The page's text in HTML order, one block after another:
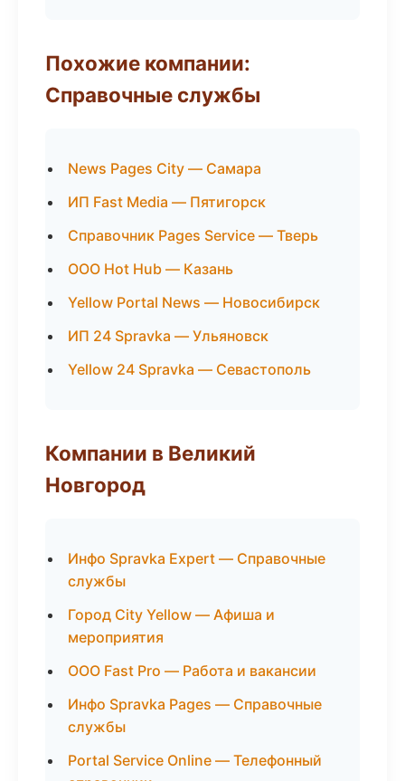
Похожие компании:
Справочные службы
News Pages City — Самара
ИП Fast Media — Пятигорск
Справочник Pages Service — Тверь
ООО Hot Hub — Казань
Yellow Portal News — Новосибирск
ИП 24 Spravka — Ульяновск
Yellow 24 Spravka — Севастополь
Компании в Великий
Новгород
Инфо Spravka Expert — Справочные
службы
Город City Yellow — Афиша и
мероприятия
ООО Fast Pro — Работа и вакансии
Инфо Spravka Pages — Справочные
службы
Portal Service Online — Телефонный